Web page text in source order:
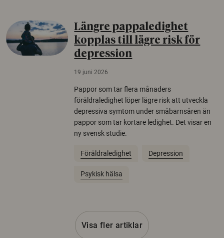
Längre pappaledighet
kopplas till lägre risk för
depression
19 juni 2026
Pappor som tar flera månaders
föräldraledighet löper lägre risk att utveckla
depressiva symtom under småbarnsåren än
pappor som tar kortare ledighet. Det visar en
ny svensk studie.
Föräldraledighet Depression
Psykisk hälsa
Visa fler artiklar